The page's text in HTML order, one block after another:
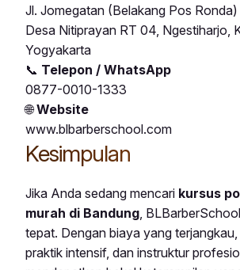
Jl. Jomegatan (Belakang Pos Ronda)
Desa Nitiprayan RT 04, Ngestiharjo,
Yogyakarta
📞 Telepon / WhatsApp
0877-0010-1333
🌐Website
www.blbarberschool.com
Kesimpulan
Jika Anda sedang mencari kursus
murah di Bandung,
tepat. Dengan biaya yang
praktik intensif, dan instruktur